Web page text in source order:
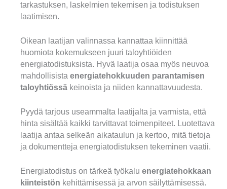
tarkastuksen, laskelmien tekemisen ja todistuksen
laatimisen.
Oikean laatijan valinnassa kannattaa kiinnittää
huomiota kokemukseen juuri taloyhtiöiden
energiatodistuksista. Hyvä laatija osaa myös neuvoa
mahdollisista energiatehokkuuden parantamisen
taloyhtiössä keinoista ja niiden kannattavuudesta.
Pyydä tarjous useammalta laatijalta ja varmista, että
hinta sisältää kaikki tarvittavat toimenpiteet. Luotettava
laatija antaa selkeän aikataulun ja kertoo, mitä tietoja
ja dokumentteja energiatodistuksen tekeminen vaatii.
Energiatodistus on tärkeä työkalu energiatehokkaan
kiinteistön kehittämisessä ja arvon säilyttämisessä.